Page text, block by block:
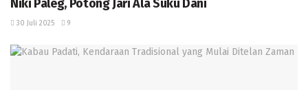
Niki Paleg, Potong Jari Ala Suku Dani
30 Juli 2025 9